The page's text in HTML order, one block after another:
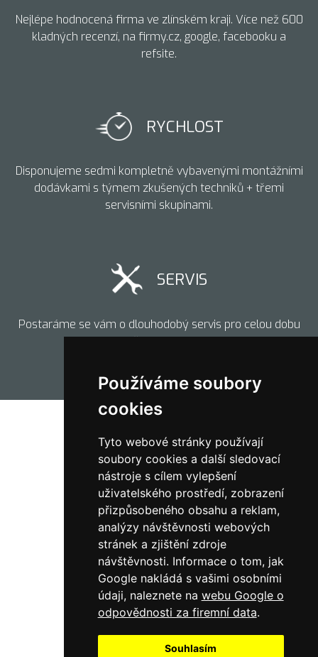
Používáme soubory
cookies
Tyto webové stránky používají
soubory cookies a další sledovací
nástroje s cílem vylepšení
uživatelského prostředí, zobrazení
přizpůsobeného obsahu a reklam,
analýzy návštěvnosti webových
stránek a zjištění zdroje
návštěvnosti. Informace o tom, jak
Google nakládá s vašimi osobními
údaji, naleznete na webu Google o
odpovědnosti za firemní data.
Souhlasím
Nejlépe hodnocená firma ve zlínském kraji. Více než 600
kladných recenzí, na firmy.cz, google, facebooku a
refsite.
RYCHLOST
Disponujeme sedmi kompletně vybavenými montážními
dodávkami s týmem zkušených techniků + třemi
servisními skupinami.
SERVIS
Postaráme se vám o dlouhodobý servis pro celou dobu
životnosti.
736 784 374
zlin@artprofi.cz